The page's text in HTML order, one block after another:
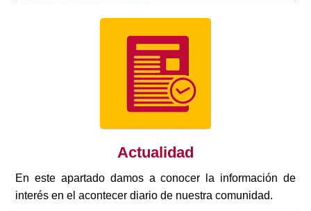
Actualidad
En este apartado damos a conocer la información de
interés en el acontecer diario de nuestra comunidad.